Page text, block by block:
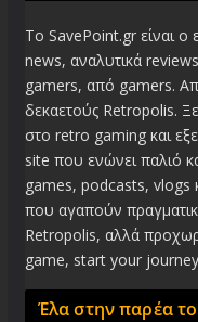
Το SavePoint.gr είναι ο
news, αναλυτικά
gamers, από gamers.
δεκαετούς Retropolis.
στο retro gaming και
site που ενώνει παλιό
games, podcasts, vlogs
που αγαπούν
Retropolis, αλλά
game, start your
Έλα στην παρέα